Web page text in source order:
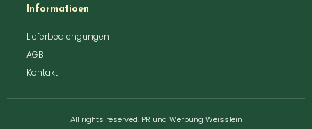
Informatioen
Lieferbediengungen
AGB
Kontakt
All rights reserved. PR und Werbung Weisslein